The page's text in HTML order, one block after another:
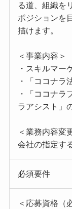
る道、組織を
ポジションを
描けます。
＜事業内容＞
・スキルマー
・「ココナラ
・「ココナラ
ラアシスト」
＜業務内容変
会社の指定す
必須要件
＜応募資格（